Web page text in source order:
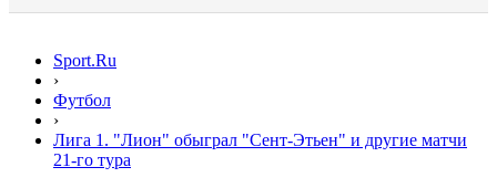
Sport.Ru
›
Футбол
›
Лига 1. "Лион" обыграл "Сент-Этьен" и другие матчи
21-го тура